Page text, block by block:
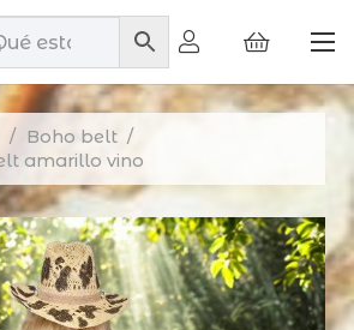
/ Boho belt /
amarillo vino